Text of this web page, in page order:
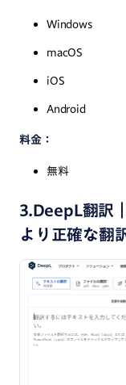
Windows
macOS
iOS
Android
料金：
無料
3.DeepL翻訳
より正確な翻